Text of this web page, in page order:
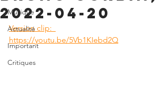
Musique
Actualité
Important
Critiques
2022-04-20
Version clip:
https://youtu.be/5Vb1KIebd2Q